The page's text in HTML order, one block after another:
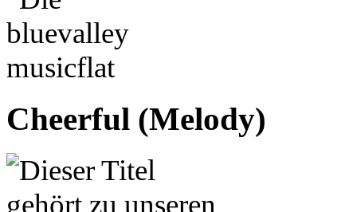
Cheerful (Melody)